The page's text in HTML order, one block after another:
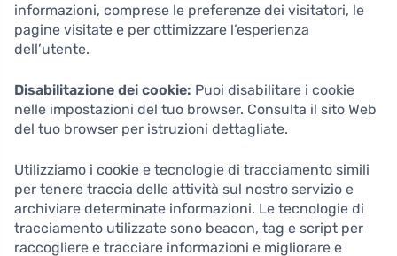
informazioni, comprese le preferenze dei visitatori, le
pagine visitate e per ottimizzare l’esperienza
dell’utente.
Disabilitazione dei cookie: Puoi disabilitare i cookie
nelle impostazioni del tuo browser. Consulta il sito Web
del tuo browser per istruzioni dettagliate.
Utilizziamo i cookie e tecnologie di tracciamento simili
per tenere traccia delle attività sul nostro servizio e
archiviare determinate informazioni. Le tecnologie di
tracciamento utilizzate sono beacon, tag e script per
raccogliere e tracciare informazioni e migliorare e